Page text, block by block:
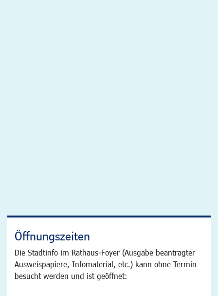
Öffnungszeiten
Die Stadtinfo im Rathaus-Foyer (Ausgabe beantragter
Ausweispapiere, Infomaterial, etc.) kann ohne Termin
besucht werden und ist geöffnet: